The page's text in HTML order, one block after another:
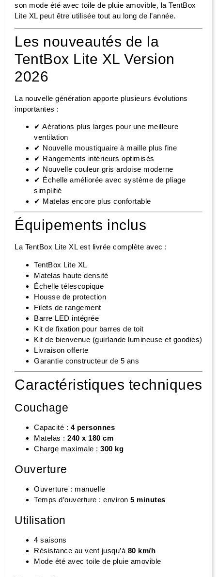
son mode été avec toile de pluie amovible, la TentBox
Lite XL peut être utilisée tout au long de l’année.
Les nouveautés de la
TentBox Lite XL Version
2026
La nouvelle génération apporte plusieurs évolutions
importantes :
✔ Aérations plus larges pour une meilleure
ventilation
✔ Nouvelle moustiquaire à maille plus fine
✔ Rangements intérieurs optimisés
✔ Nouvelle couleur gris ardoise moderne
✔ Échelle améliorée avec système de pliage
simplifié
✔ Matelas encore plus confortable
Équipements inclus
La TentBox Lite XL est livrée complète avec :
TentBox Lite XL
Matelas haute densité
Échelle télescopique
Housse de protection
Filets de rangement
Barre LED intégrée
Kit de fixation pour barres de toit
Kit de bienvenue (guirlande lumineuse et goodies)
Livraison offerte
Garantie constructeur de 5 ans
Caractéristiques techniques
Couchage
Capacité : 4 personnes
Matelas : 240 x 180 cm
Charge maximale : 300 kg
Ouverture
Ouverture : manuelle
Temps d’ouverture : environ 5 minutes
Utilisation
4 saisons
Résistance au vent jusqu’à 80 km/h
Mode été avec toile de pluie amovible